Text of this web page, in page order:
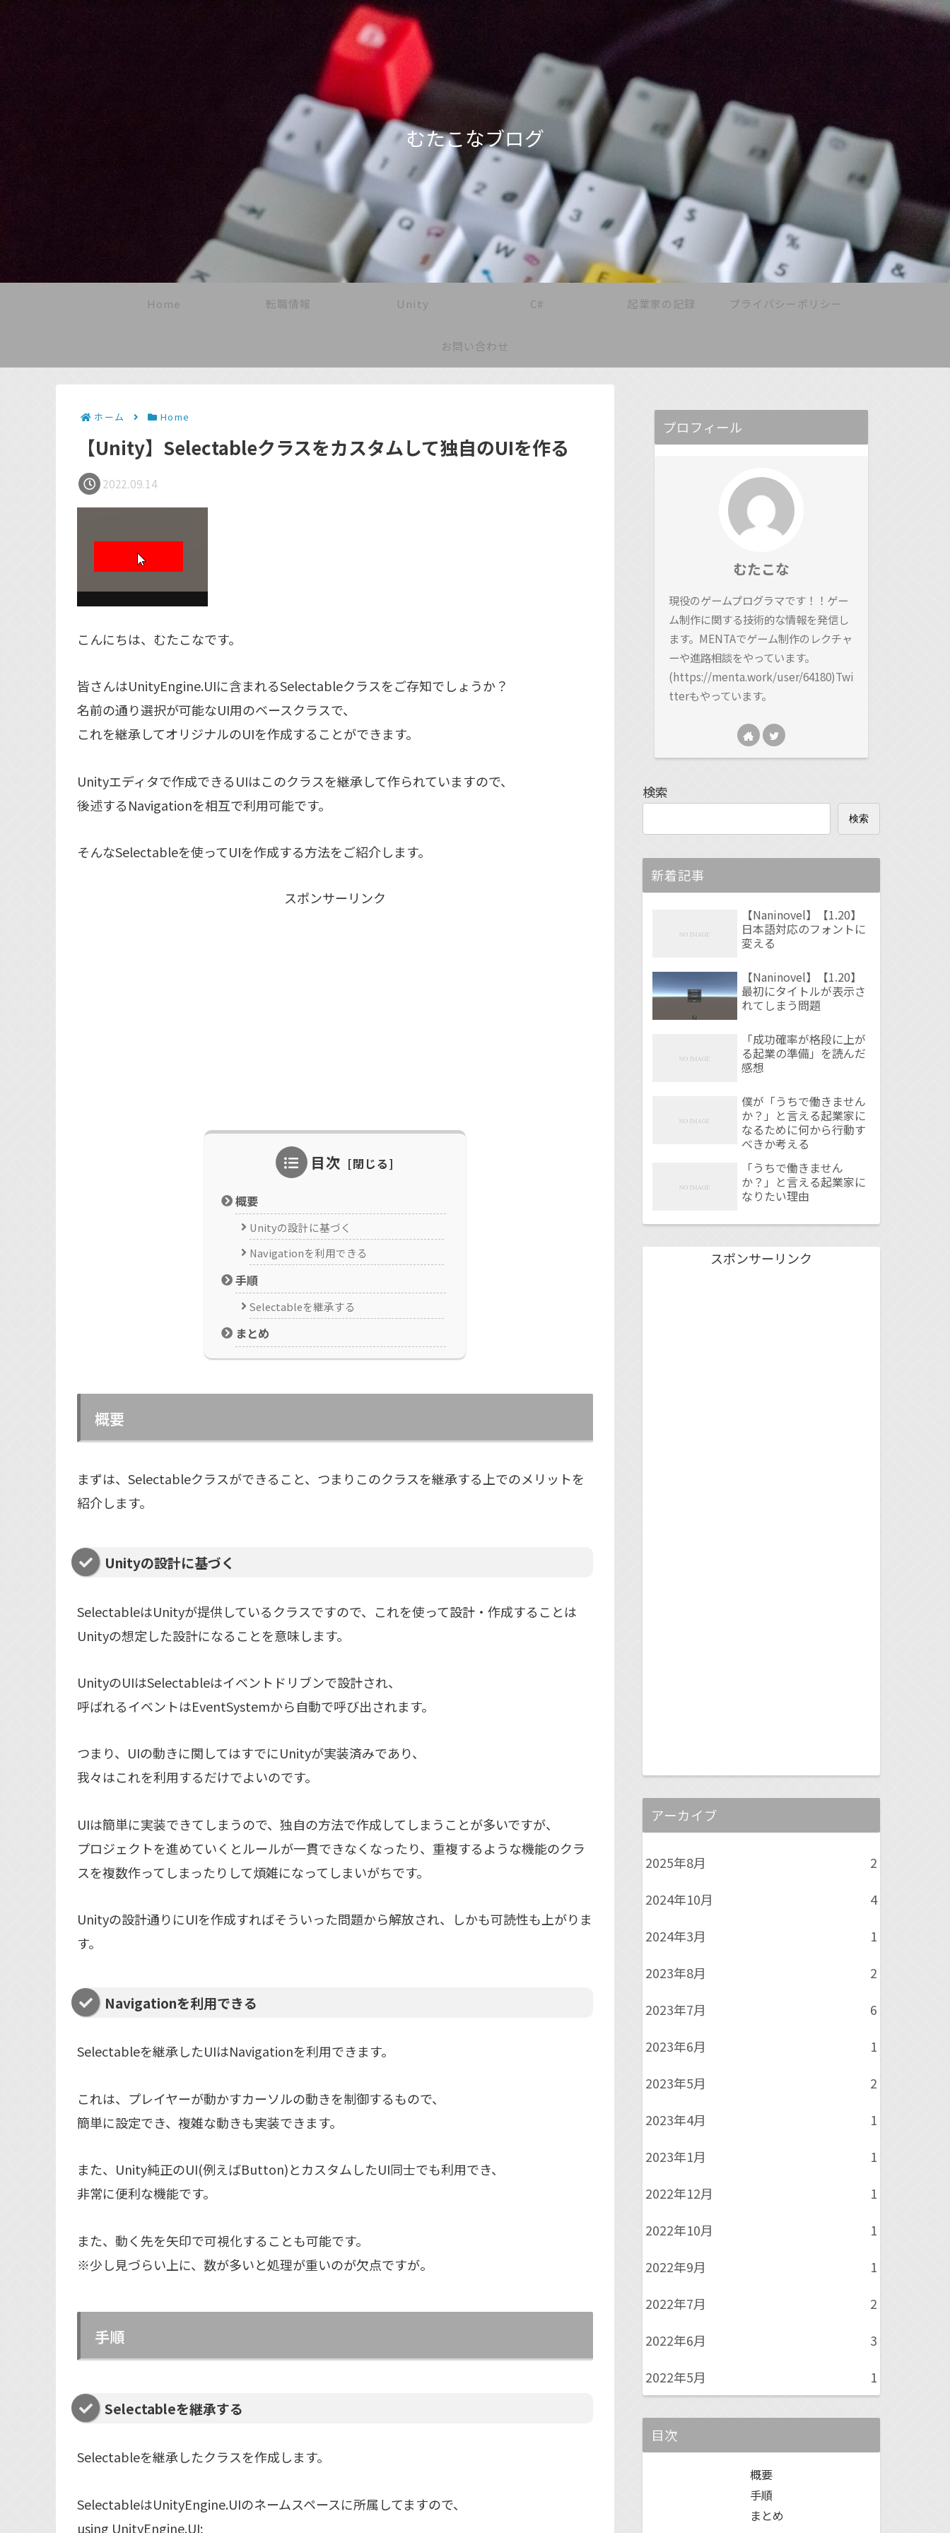
むたこなブログ
Home 転職情報 Unity C# 起業家の記録 プライバシーポリシー
お問い合わせ
ホーム Home
【Unity】Selectableクラスをカスタムして独自のUIを作る
2022.09.14
こんにちは、むたこなです。
皆さんはUnityEngine.UIに含まれるSelectableクラスをご存知でしょうか？
名前の通り選択が可能なUI用のベースクラスで、
これを継承してオリジナルのUIを作成することができます。
Unityエディタで作成できるUIはこのクラスを継承して作られていますので、
後述するNavigationを相互で利用可能です。
そんなSelectableを使ってUIを作成する方法をご紹介します。
スポンサーリンク
目次
概要
Unityの設計に基づく
Navigationを利用できる
手順
Selectableを継承する
まとめ
概要
まずは、Selectableクラスができること、つまりこのクラスを継承する上でのメリットを
紹介します。
Unityの設計に基づく
SelectableはUnityが提供しているクラスですので、これを使って設計・作成することは
Unityの想定した設計になることを意味します。
UnityのUIはSelectableはイベントドリブンで設計され、
呼ばれるイベントはEventSystemから自動で呼び出されます。
つまり、UIの動きに関してはすでにUnityが実装済みであり、
我々はこれを利用するだけでよいのです。
UIは簡単に実装できてしまうので、独自の方法で作成してしまうことが多いですが、
プロジェクトを進めていくとルールが一貫できなくなったり、重複するような機能のクラ
スを複数作ってしまったりして煩雑になってしまいがちです。
Unityの設計通りにUIを作成すればそういった問題から解放され、しかも可読性も上がりま
す。
Navigationを利用できる
Selectableを継承したUIはNavigationを利用できます。
これは、プレイヤーが動かすカーソルの動きを制御するもので、
簡単に設定でき、複雑な動きも実装できます。
また、Unity純正のUI(例えばButton)とカスタムしたUI同士でも利用でき、
非常に便利な機能です。
また、動く先を矢印で可視化することも可能です。
※少し見づらい上に、数が多いと処理が重いのが欠点ですが。
手順
Selectableを継承する
Selectableを継承したクラスを作成します。
SelectableはUnityEngine.UIのネームスペースに所属してますので、
using UnityEngine.UI;
プロフィール
むたこな
現役のゲームプログラマです！！ゲー
ム制作に関する技術的な情報を発信し
ます。MENTAでゲーム制作のレクチャ
ーや進路相談をやっています。
(https://menta.work/user/64180)Twi
tterもやっています。
検索
検索
新着記事
【Naninovel】【1.20】
日本語対応のフォントに
変える
【Naninovel】【1.20】
最初にタイトルが表示さ
れてしまう問題
「成功確率が格段に上が
る起業の準備」を読んだ
感想
僕が「うちで働きません
か？」と言える起業家に
なるために何から行動す
べきか考える
「うちで働きません
か？」と言える起業家に
なりたい理由
スポンサーリンク
アーカイブ
2025年8月
2
2024年10月
4
2024年3月
1
2023年8月
2
2023年7月
6
2023年6月
1
2023年5月
2
2023年4月
1
2023年1月
1
2022年12月
1
2022年10月
1
2022年9月
1
2022年7月
2
2022年6月
3
2022年5月
1
目次
概要
手順
まとめ